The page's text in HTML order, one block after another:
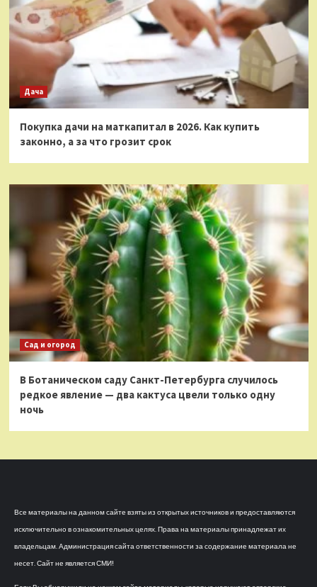
Дача
Покупка дачи на маткапитал в 2026. Как купить
законно, а за что грозит срок
Сад и огород
В Ботаническом саду Санкт-Петербурга случилось
редкое явление — два кактуса цвели только одну
ночь
Все материалы на данном сайте взяты из открытых источников и предоставляются
исключительно в ознакомительных целях. Права на материалы принадлежат их
владельцам. Администрация сайта ответственности за содержание материала не
несет. Сайт не является СМИ!